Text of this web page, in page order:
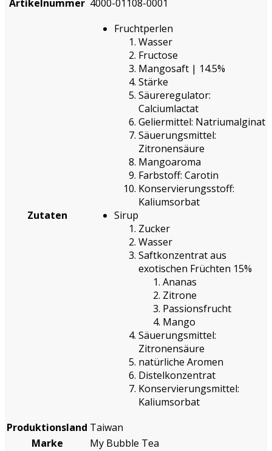
Artikelnummer 4000-01108-0001
Zutaten
Fruchtperlen
Wasser
Fructose
Mangosaft | 14.5%
Stärke
Säureregulator:
Calciumlactat
Geliermittel: Natriumalginat
Säuerungsmittel:
Zitronensäure
Mangoaroma
Farbstoff: Carotin
Konservierungsstoff:
Kaliumsorbat
Sirup
Zucker
Wasser
Saftkonzentrat aus
exotischen Früchten 15%
Ananas
Zitrone
Passionsfrucht
Mango
Säuerungsmittel:
Zitronensäure
natürliche Aromen
Distelkonzentrat
Konservierungsmittel:
Kaliumsorbat
Produktionsland Taiwan
Marke
My Bubble Tea